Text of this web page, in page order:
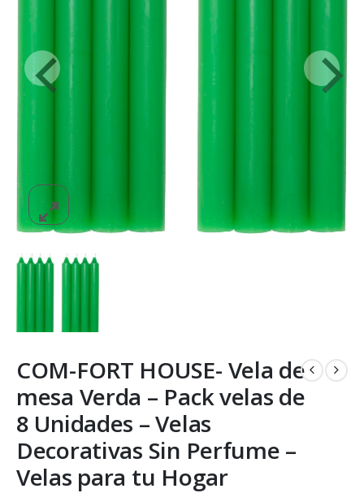
COM-FORT HOUSE- Vela de
mesa Verda – Pack velas de
8 Unidades – Velas
Decorativas Sin Perfume –
Velas para tu Hogar